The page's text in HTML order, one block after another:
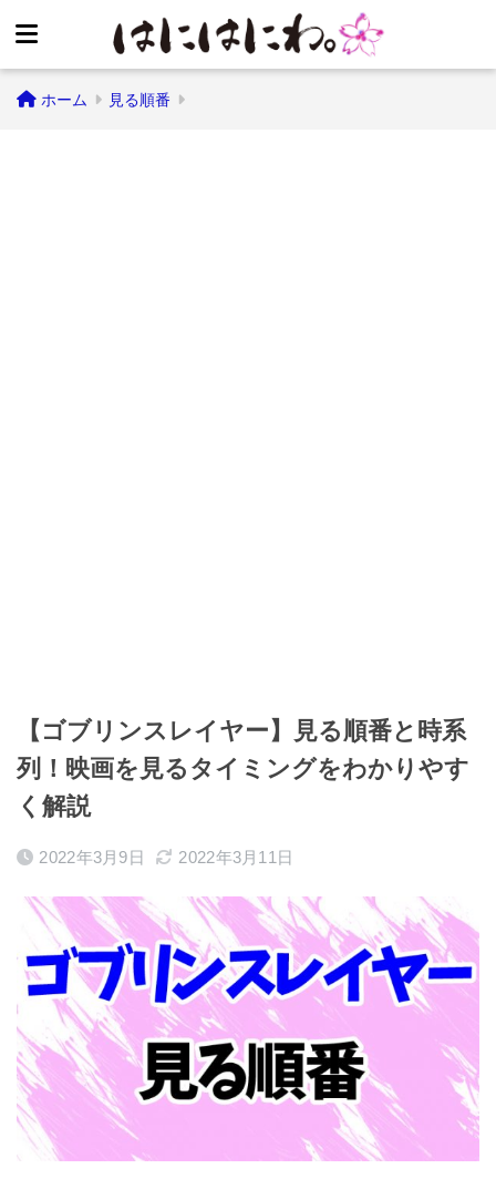
ホーム 見る順番
【ゴブリンスレイヤー】見る順番と時系
列！映画を見るタイミングをわかりやす
く解説
2022年3月9日 2022年3月11日